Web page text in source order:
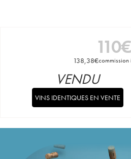
110€
138,38€commission
VENDU
VINS IDENTIQUES EN VENTE